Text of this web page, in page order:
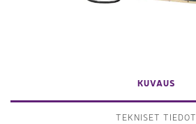
KUVAUS
TEKNISET TIEDOT